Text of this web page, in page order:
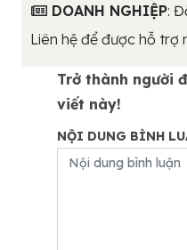
DOANH NGHIỆP:
Liên hệ để được hỗ trợ
Trở thành người
viết này!
NỘI DUNG BÌNH